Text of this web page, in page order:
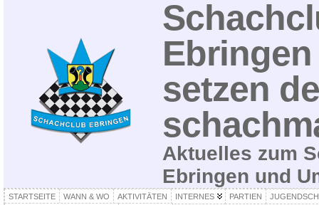
setzen
Aktuelles zum
Ebringen und
STARTSEITE WANN & WO AKTIVITÄTEN INTERNES PARTIEN